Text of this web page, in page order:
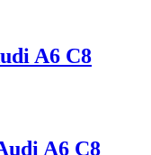
A6 C8
A6 C8